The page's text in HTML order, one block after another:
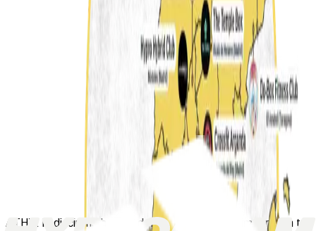
ATHX: la disciplina híbrida definitiva. Lista para impartir en tu